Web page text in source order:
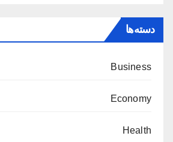
دسته‌ها
Business
Economy
Health